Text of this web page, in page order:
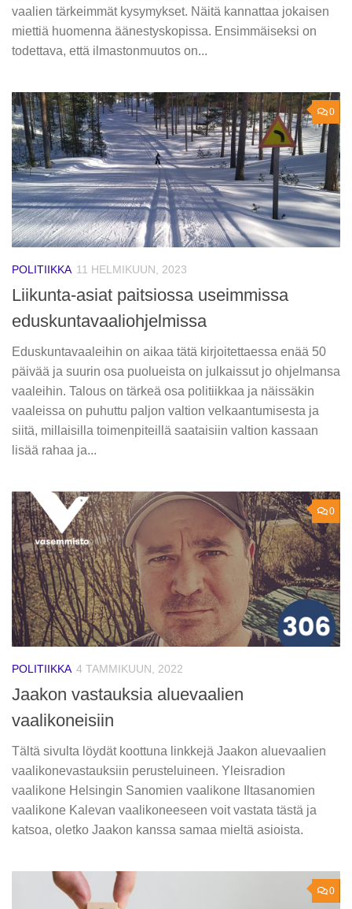
vaalien tärkeimmät kysymykset. Näitä kannattaa jokaisen
miettiä huomenna äänestyskopissa. Ensimmäiseksi on
todettava, että ilmastonmuutos on...
0
POLITIIKKA 11 HELMIKUUN, 2023
Liikunta-asiat paitsiossa useimmissa
eduskuntavaaliohjelmissa
Eduskuntavaaleihin on aikaa tätä kirjoitettaessa enää 50
päivää ja suurin osa puolueista on julkaissut jo ohjelmansa
vaaleihin. Talous on tärkeä osa politiikkaa ja näissäkin
vaaleissa on puhuttu paljon valtion velkaantumisesta ja
siitä, millaisilla toimenpiteillä saataisiin valtion kassaan
lisää rahaa ja...
0
POLITIIKKA 4 TAMMIKUUN, 2022
Jaakon vastauksia aluevaalien
vaalikoneisiin
Tältä sivulta löydät koottuna linkkejä Jaakon aluevaalien
vaalikonevastauksiin perusteluineen. Yleisradion
vaalikone Helsingin Sanomien vaalikone Iltasanomien
vaalikone Kalevan vaalikoneeseen voit vastata tästä ja
katsoa, oletko Jaakon kanssa samaa mieltä asioista.
0